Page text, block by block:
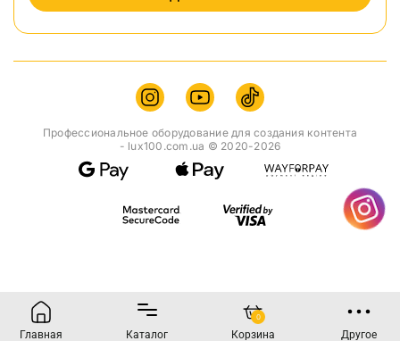
Главная Каталог
0
Корзина Другое
Профессиональное оборудование для создания контента
- lux100.com.ua © 2020-2026